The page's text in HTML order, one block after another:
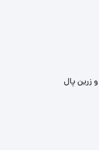
زرین پال